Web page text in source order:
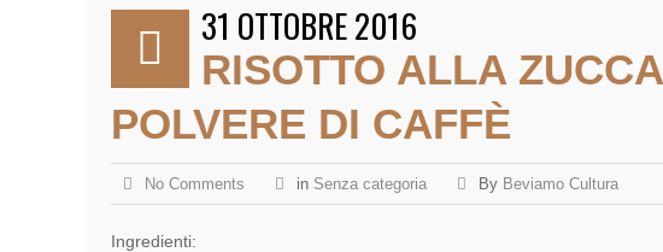
31 OTTOBRE 2016
RISOTTO ALLA
POLVERE DI CAFFÈ
No Comments in Senza categoria By Beviamo Cultura
Ingredienti: